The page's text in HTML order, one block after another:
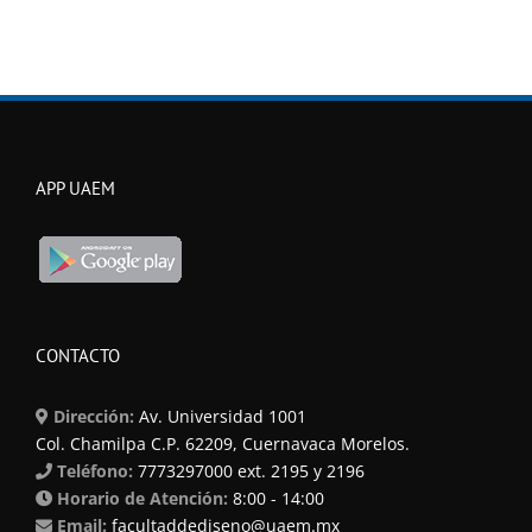
APP UAEM
CONTACTO
Dirección: Av. Universidad 1001
Col. Chamilpa C.P. 62209, Cuernavaca Morelos.
Teléfono: 7773297000 ext. 2195 y 2196
Horario de Atención: 8:00 - 14:00
Email: facultaddediseno@uaem.mx